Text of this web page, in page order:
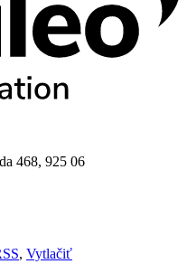
468, 925 06
, Vytlačiť